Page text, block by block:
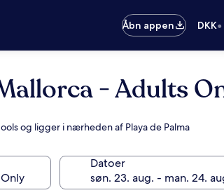
Åbn appen
DKK•
- Adults
og ligger i nærheden af Playa de Palma
Datoer